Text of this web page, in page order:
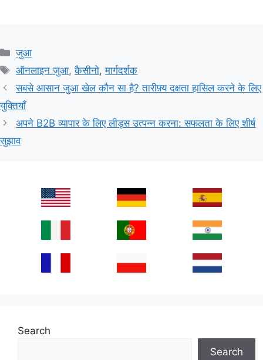
Categories
जुआ
Tags
ऑनलाइन जुआ,कैसीनो,मार्गदर्शक
सबसे आसान जुआ खेल कौन सा है? तारीफ़्य दक्षता हासिल करने के लिए
युक्तियाँ
अपने B2B व्यापार के लिए लीड्स उत्पन्न करना: सफलता के लिए शीर्ष
सुझाव
Search
Search